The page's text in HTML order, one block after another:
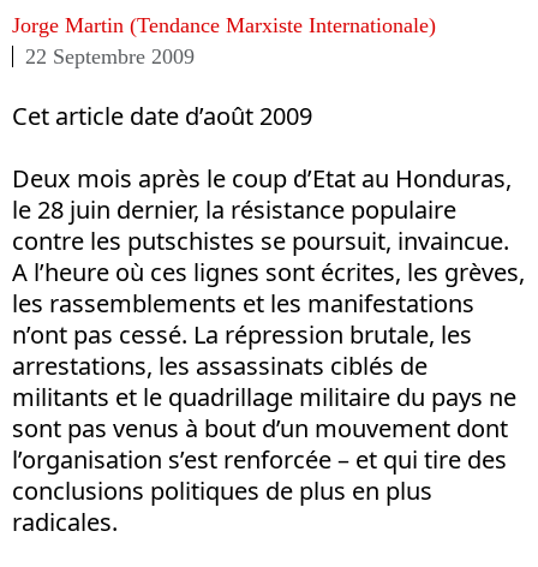
Jorge Martin (Tendance Marxiste Internationale)
22 Septembre 2009
Cet article date d’août 2009
Deux mois après le coup d’Etat au Honduras,
le 28 juin dernier, la résistance populaire
contre les putschistes se poursuit, invaincue.
A l’heure où ces lignes sont écrites, les grèves,
les rassemblements et les manifestations
n’ont pas cessé. La répression brutale, les
arrestations, les assassinats ciblés de
militants et le quadrillage militaire du pays ne
sont pas venus à bout d’un mouvement dont
l’organisation s’est renforcée – et qui tire des
conclusions politiques de plus en plus
radicales.